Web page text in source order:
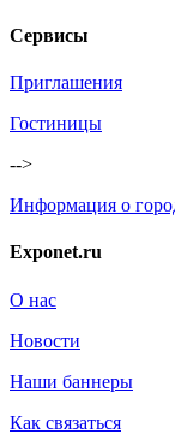
Сервисы
Приглашения
Гостиницы
-->
Информация о
Exponet.ru
О нас
Новости
Наши баннеры
Как связаться